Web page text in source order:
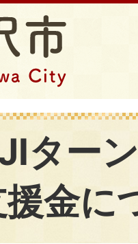
ター
援金に